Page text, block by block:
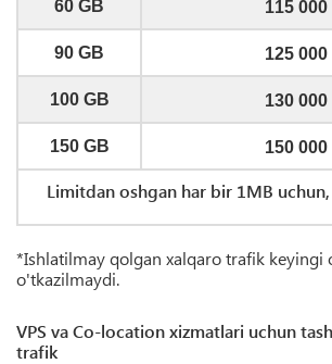
60 GB 115 000
90 GB 125 000
100 GB 130 000
150 GB 150 000
Limitdan oshgan har bir 1MB uchun,
*Ishlatilmay qolgan xalqaro trafik keyingi
o'tkazilmaydi.
VPS va Co-location xizmatlari uchun
trafik